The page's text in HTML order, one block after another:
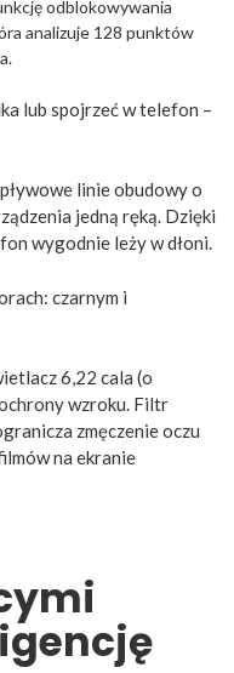
odblokowywania
analizuje 128 punktów
lub spojrzeć w telefon –
linie obudowy o
jedną ręką. Dzięki
wygodnie leży w dłoni.
czarnym i
6,22 cala (o
wzroku. Filtr
zmęczenie oczu
na ekranie